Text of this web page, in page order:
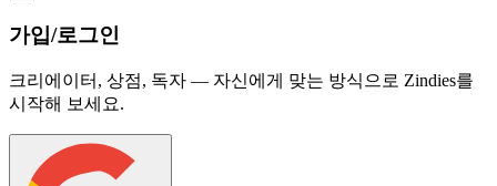
가입/로그인
크리에이터, 상점, 독자 — 자신에게 맞는 방식으로 Zindies를
시작해 보세요.